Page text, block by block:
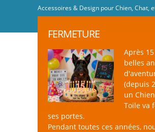
Accessoires & Design pour Chien, Chat,
FERMETURE
Après 15
belles
(depuis
un
Toile va
ses portes.
Pendant toutes ces années,